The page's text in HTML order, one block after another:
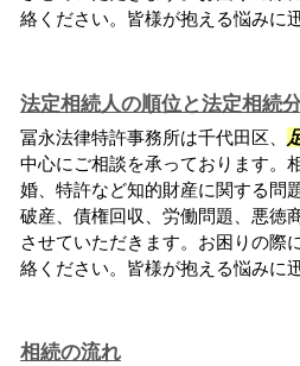
絡ください。皆様が抱える悩みに
法定相続人の順位と法定相続
冨永法律特許事務所は千代田区、
中心にご相談を承っております。
婚、特許など知的財産に関する問題
破産、債権回収、労働問題、悪徳
させていただきます。お困りの際
絡ください。皆様が抱える悩みに
相続の流れ